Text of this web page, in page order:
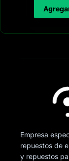
Empresa
repuestos de
y repuestos